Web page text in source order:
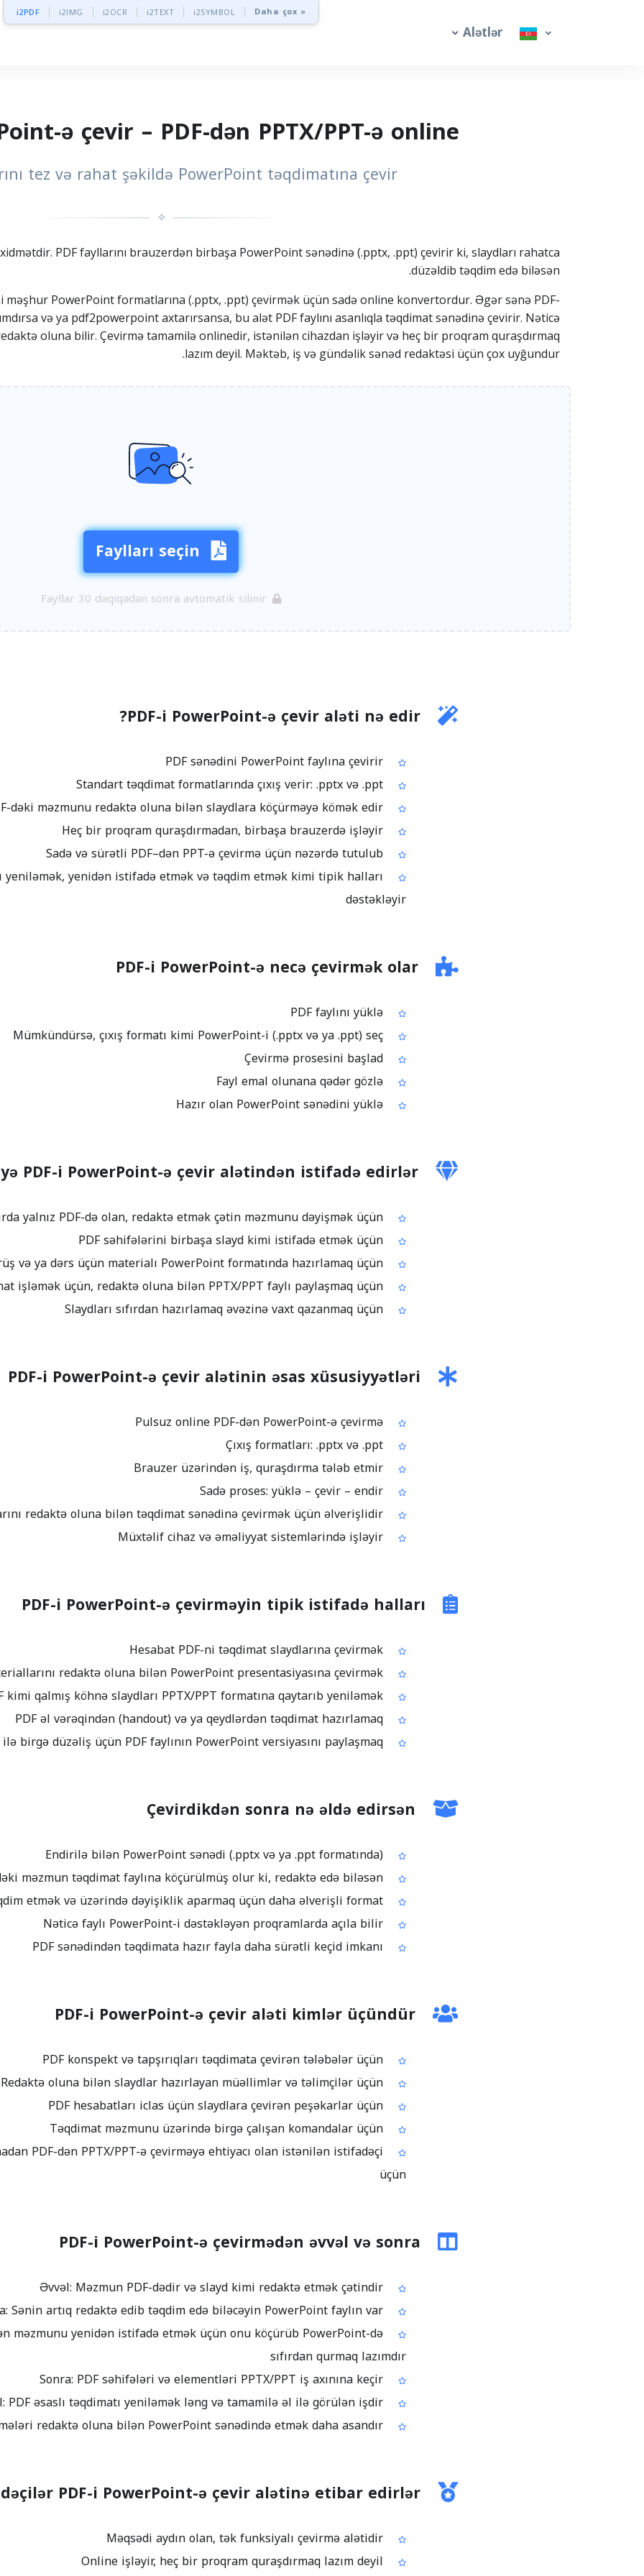
i2PDF i2IMG i2OCR i2TEXT i2SYMBOL Daha çox »
Alətlər
ə çevir – PDF-dən PPTX/PPT-ə online
tez və rahat şəkildə PowerPoint təqdimatına çevir
✧
PDF fayllarını brauzerdən birbaşa PowerPoint sənədinə (.pptx, .ppt) çevirir ki, slaydları rahatca
düzəldib təqdim edə biləsən.
məşhur PowerPoint formatlarına (.pptx, .ppt) çevirmək üçün sadə online konvertordur. Əgər sənə PDF-
və ya pdf2powerpoint axtarırsansa, bu alət PDF faylını asanlıqla təqdimat sənədinə çevirir. Nəticə
oluna bilir. Çevirmə tamamilə onlinedir, istənilən cihazdan işləyir və heç bir proqram quraşdırmaq
lazım deyil. Məktəb, iş və gündəlik sənəd redaktəsi üçün çox uyğundur.
Faylları seçin
Fayllar 30 dəqiqədən sonra avtomatik silinir
PDF-i PowerPoint-ə çevir aləti nə edir?
PDF sənədini PowerPoint faylına çevirir
Standart təqdimat formatlarında çıxış verir: .pptx və .ppt
PDF-dəki məzmunu redaktə oluna bilən slaydlara köçürməyə kömək edir
Heç bir proqram quraşdırmadan, birbaşa brauzerdə işləyir
Sadə və sürətli PDF–dən PPT-ə çevirmə üçün nəzərdə tutulub
yeniləmək, yenidən istifadə etmək və təqdim etmək kimi tipik halları
dəstəkləyir
PDF-i PowerPoint-ə necə çevirmək olar
PDF faylını yüklə
Mümkündürsə, çıxış formatı kimi PowerPoint-i (.pptx və ya .ppt) seç
Çevirmə prosesini başlad
Fayl emal olunana qədər gözlə
Hazır olan PowerPoint sənədini yüklə
PDF-i PowerPoint-ə çevir alətindən istifadə edirlər
Hazırda yalnız PDF-də olan, redaktə etmək çətin məzmunu dəyişmək üçün
PDF səhifələrini birbaşa slayd kimi istifadə etmək üçün
Görüş və ya dərs üçün materialı PowerPoint formatında hazırlamaq üçün
Komandada daha rahat işləmək üçün, redaktə oluna bilən PPTX/PPT faylı paylaşmaq üçün
Slaydları sıfırdan hazırlamaq əvəzinə vaxt qazanmaq üçün
PDF-i PowerPoint-ə çevir alətinin əsas xüsusiyyətləri
Pulsuz online PDF-dən PowerPoint-ə çevirmə
Çıxış formatları: .pptx və .ppt
Brauzer üzərindən iş, quraşdırma tələb etmir
Sadə proses: yüklə – çevir – endir
PDF fayllarını redaktə oluna bilən təqdimat sənədinə çevirmək üçün əlverişlidir
Müxtəlif cihaz və əməliyyat sistemlərində işləyir
PDF-i PowerPoint-ə çevirməyin tipik istifadə halları
Hesabat PDF-ni təqdimat slaydlarına çevirmək
Təlim materiallarını redaktə oluna bilən PowerPoint presentasiyasına çevirmək
Yalnız PDF kimi qalmış köhnə slaydları PPTX/PPT formatına qaytarıb yeniləmək
PDF əl vərəqindən (handout) və ya qeydlərdən təqdimat hazırlamaq
Komanda ilə birgə düzəliş üçün PDF faylının PowerPoint versiyasını paylaşmaq
Çevirdikdən sonra nə əldə edirsən
Endirilə bilən PowerPoint sənədi (.pptx və ya .ppt formatında)
PDF-dəki məzmun təqdimat faylına köçürülmüş olur ki, redaktə edə biləsən
Məzmun təqdim etmək və üzərində dəyişiklik aparmaq üçün daha əlverişli format
Nəticə faylı PowerPoint-i dəstəkləyən proqramlarda açıla bilir
PDF-i PowerPoint-ə çevir aləti kimlər üçündür
PDF konspekt və tapşırıqları təqdimata çevirən tələbələr üçün
Redaktə oluna bilən slaydlar hazırlayan müəllimlər və təlimçilər üçün
PDF hesabatları iclas üçün slaydlara çevirən peşəkarlar üçün
Təqdimat məzmunu üzərində birgə çalışan komandalar üçün
PDF-dən PPTX/PPT-ə çevirməyə ehtiyacı olan istənilən istifadəçi
üçün
PDF-i PowerPoint-ə çevirmədən əvvəl və sonra
Əvvəl: Məzmun PDF-dədir və slayd kimi redaktə etmək çətindir
Sonra: Sənin artıq redaktə edib təqdim edə biləcəyin PowerPoint faylın var
məzmunu yenidən istifadə etmək üçün onu köçürüb PowerPoint-də
sıfırdan qurmaq lazımdır
Sonra: PDF səhifələri və elementləri PPTX/PPT iş axınına keçir
Əvvəl: PDF əsaslı təqdimatı yeniləmək ləng və tamamilə əl ilə görülən işdir
Sonra: Yeniləmələri redaktə oluna bilən PowerPoint sənədində etmək daha asandır
PDF-i PowerPoint-ə çevir alətinə etibar edirlər
Məqsədi aydın olan, tək funksiyalı çevirmə alətidir